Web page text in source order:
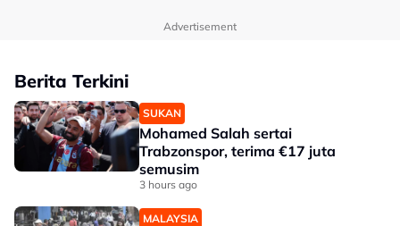
Advertisement
Berita Terkini
SUKAN
Mohamed Salah sertai
Trabzonspor, terima €17 juta
semusim
3 hours ago
MALAYSIA